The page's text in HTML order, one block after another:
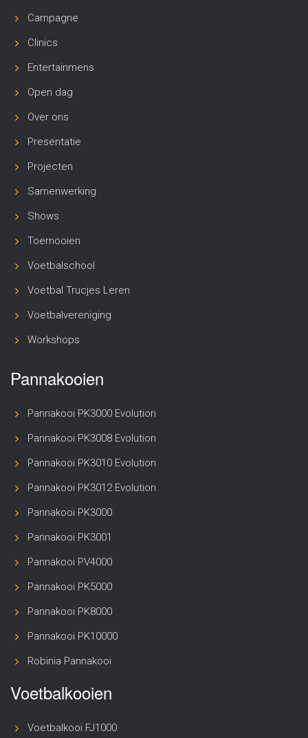
Campagne
Clinics
Entertainmens
Open dag
Over ons
Presentatie
Projecten
Samenwerking
Shows
Toernooien
Voetbalschool
Voetbal Trucjes Leren
Voetbalvereniging
Workshops
Pannakooien
Pannakooi PK3000 Evolution
Pannakooi PK3008 Evolution
Pannakooi PK3010 Evolution
Pannakooi PK3012 Evolution
Pannakooi PK3000
Pannakooi PK3001
Pannakooi PV4000
Pannakooi PK5000
Pannakooi PK8000
Pannakooi PK10000
Robinia Pannakooi
Voetbalkooien
Voetbalkooi FJ1000